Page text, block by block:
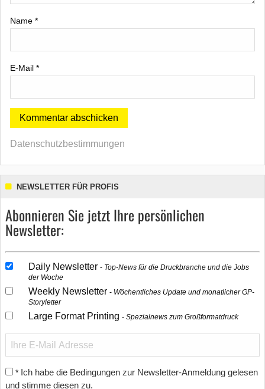
Name *
E-Mail *
Datenschutzbestimmungen
NEWSLETTER FÜR PROFIS
Abonnieren Sie jetzt Ihre persönlichen
Newsletter:
Daily Newsletter
Top-News für die Druckbranche und die Jobs
der Woche
Weekly Newsletter
Wöchentliches Update und monatlicher GP-
Storyletter
Large Format Printing Spezialnews zum Großformatdruck
* Ich habe die Bedingungen zur Newsletter-Anmeldung gelesen
und stimme diesen zu.